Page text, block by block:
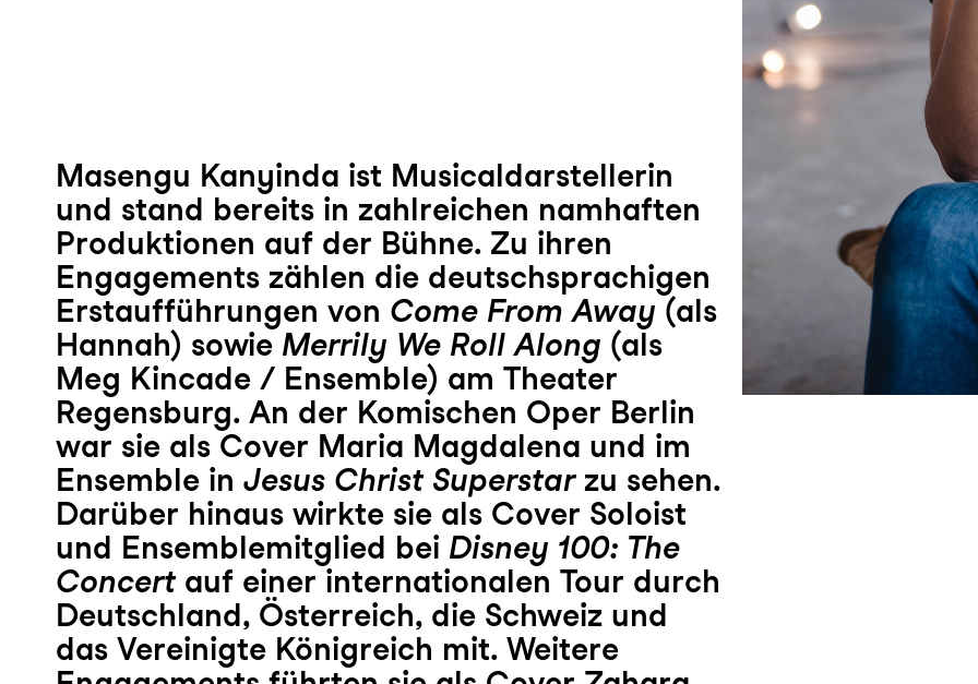
Masengu Kanyinda ist Musicaldarstellerin
und stand bereits in zahlreichen namhaften
Produktionen auf der Bühne. Zu ihren
Engagements zählen die deutschsprachigen
Erstaufführungen von Come From Away (als
Hannah) sowie Merrily We Roll Along (als
Meg Kincade / Ensemble) am Theater
Regensburg. An der Komischen Oper Berlin
war sie als Cover Maria Magdalena und im
Ensemble in Jesus Christ Superstarzu sehen.
Darüber hinaus wirkte sie als Cover Soloist
und Ensemblemitglied bei Disney 100: The
Concertauf einer internationalen Tour durch
Deutschland, Österreich, die Schweiz und
das Vereinigte Königreich mit. Weitere